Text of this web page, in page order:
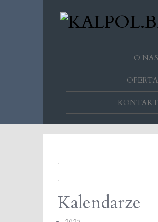
O NAS
OFERTA
KONTAKT
Kalendarze